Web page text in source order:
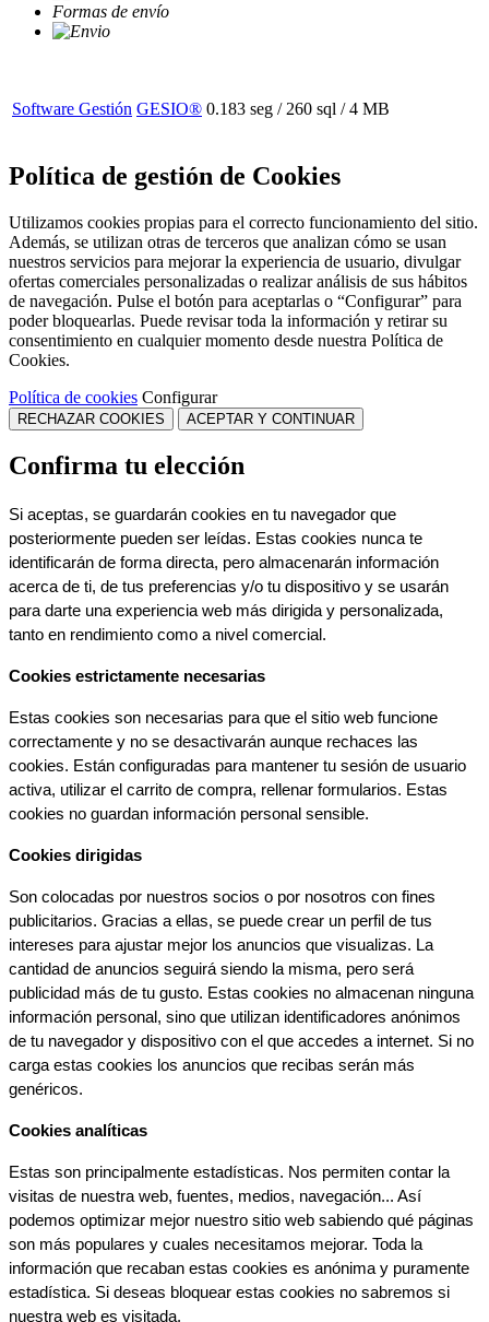
Formas de envío
Software Gestión GESIO® 0.183 seg / 260 sql / 4 MB
Política de gestión de Cookies
Utilizamos cookies propias para el correcto funcionamiento del sitio.
Además, se utilizan otras de terceros que analizan cómo se usan
nuestros servicios para mejorar la experiencia de usuario, divulgar
ofertas comerciales personalizadas o realizar análisis de sus hábitos
de navegación. Pulse el botón para aceptarlas o “Configurar” para
poder bloquearlas. Puede revisar toda la información y retirar su
consentimiento en cualquier momento desde nuestra Política de
Cookies.
Política de cookies Configurar
RECHAZAR COOKIES ACEPTAR Y CONTINUAR
Confirma tu elección
Si aceptas, se guardarán cookies en tu navegador que
posteriormente pueden ser leídas. Estas cookies nunca te
identificarán de forma directa, pero almacenarán información
acerca de ti, de tus preferencias y/o tu dispositivo y se usarán
para darte una experiencia web más dirigida y personalizada,
tanto en rendimiento como a nivel comercial.
Cookies estrictamente necesarias
Estas cookies son necesarias para que el sitio web funcione
correctamente y no se desactivarán aunque rechaces las
cookies. Están configuradas para mantener tu sesión de usuario
activa, utilizar el carrito de compra, rellenar formularios. Estas
cookies no guardan información personal sensible.
Cookies dirigidas
Son colocadas por nuestros socios o por nosotros con fines
publicitarios. Gracias a ellas, se puede crear un perfil de tus
intereses para ajustar mejor los anuncios que visualizas. La
cantidad de anuncios seguirá siendo la misma, pero será
publicidad más de tu gusto. Estas cookies no almacenan ninguna
información personal, sino que utilizan identificadores anónimos
de tu navegador y dispositivo con el que accedes a internet. Si no
carga estas cookies los anuncios que recibas serán más
genéricos.
Cookies analíticas
Estas son principalmente estadísticas. Nos permiten contar la
visitas de nuestra web, fuentes, medios, navegación... Así
podemos optimizar mejor nuestro sitio web sabiendo qué páginas
son más populares y cuales necesitamos mejorar. Toda la
información que recaban estas cookies es anónima y puramente
estadística. Si deseas bloquear estas cookies no sabremos si
nuestra web es visitada.